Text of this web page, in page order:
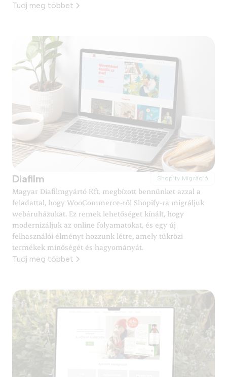
Tudj meg többet
Diafilm Shopify Migráció
Magyar Diafilmgyártó Kft. megbízott bennünket azzal a
feladattal, hogy WooCommerce-ről Shopify-ra migráljuk
webáruházukat. Ez remek lehetőséget kínált, hogy
modernizáljuk az online folyamatokat, és egy új
felhasználói élményt hozzunk létre, amely tükrözi
termékek minőségét és hagyományát.
Tudj meg többet